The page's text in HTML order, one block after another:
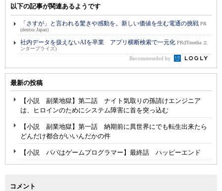
以下の記事が関連あるようです
「さすが」と言われる驚きや感動を。新しい価値を生む電通の挑戦 PR
(dentsu Japan)
社内データを扱えないAIを卒業 アプリ横断検索で一元化 PR(ITmedia エ
ンタープライズ)
Recommended by
最新の投稿
【小説 副業地獄】第二話 ナイト気取りの孫請けエンジニア
は、ヒロインのためにシステム障害に首を突っ込む
【小説 副業地獄】第一話 納期前に異世界にでも転生出来たら
どんだけ都合がいいんだかの件
【小説 パパはゲームプログラマー】最終話 ハッピーエンド
コメント